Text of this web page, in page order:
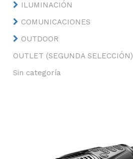
ILUMINACIÓN
COMUNICACIONES
OUTDOOR
OUTLET (SEGUNDA SELECCIÓN)
Sin categoría